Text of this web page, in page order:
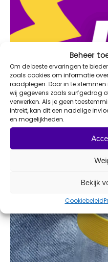
Beheer
Om de beste ervaringen te
zoals cookies om informatie
raadplegen. Door in te
wij gegevens zoals surfgedrag
verwerken. Als je geen
intrekt, kan dit een nadelige
en mogelijkheden.
Bekijk
Cookiebeleid
Vacature: